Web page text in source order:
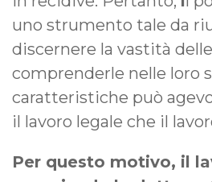
uno strumento tale da
discernere la vastità
comprenderle nelle loro
caratteristiche può
il lavoro legale che il
Per questo motivo, il